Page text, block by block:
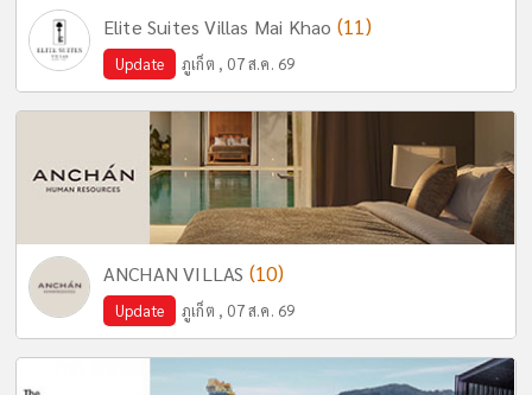
Elite Suites Villas Mai Khao (11)
Update ภูเก็ต , 07 ส.ค. 69
ANCHAN VILLAS (10)
Update ภูเก็ต , 07 ส.ค. 69